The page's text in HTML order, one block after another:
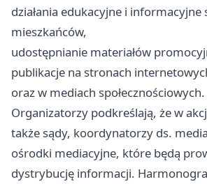
działania edukacyjne i
mieszkańców,
udostępnianie materiałów
publikacje na stronach
oraz w mediach społecznościowych.
Organizatorzy podkreślają, że w
także sądy, koordynatorzy ds.
ośrodki mediacyjne, które będą
dystrybucję informacji.